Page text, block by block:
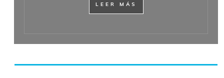
LEER MÁS